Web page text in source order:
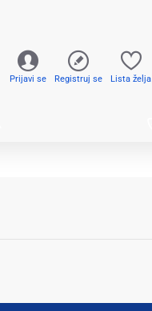
Prijavi se Registruj se Lista želja